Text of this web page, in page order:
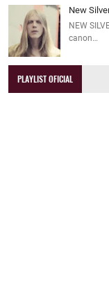
New
NEW
canon…
PLAYLIST OFICIAL